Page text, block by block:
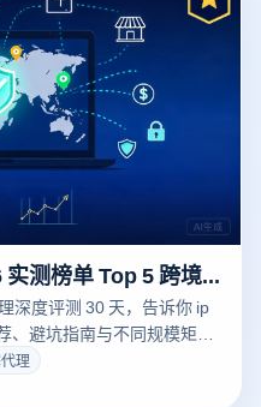
ip代理软件哪个好？2026 实测榜单 Top 5 跨境必收藏
深度评测 30 天，告诉你 ip
避坑指南与不同规模矩阵
理